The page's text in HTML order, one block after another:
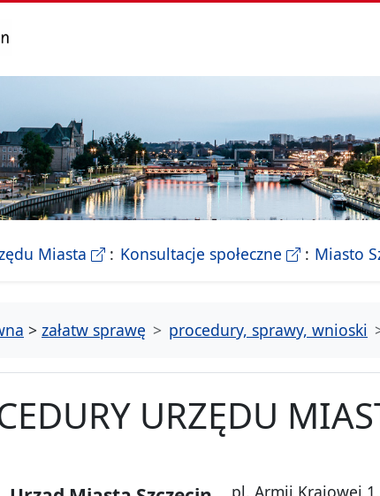
Miasta - Biletyn Informacji Publicznej Urzedu
Konsultacje społeczne- stronaMiasto
> załatw sprawę procedury, sprawy, wnioski
URZĘDU
pl. Armii Krajowej